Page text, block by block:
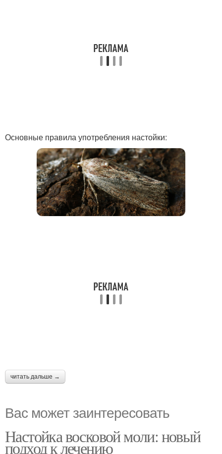
Основные правила употребления настойки:
читать дальше →
Вас может заинтересовать
Настойка восковой моли: новый
подход к лечению